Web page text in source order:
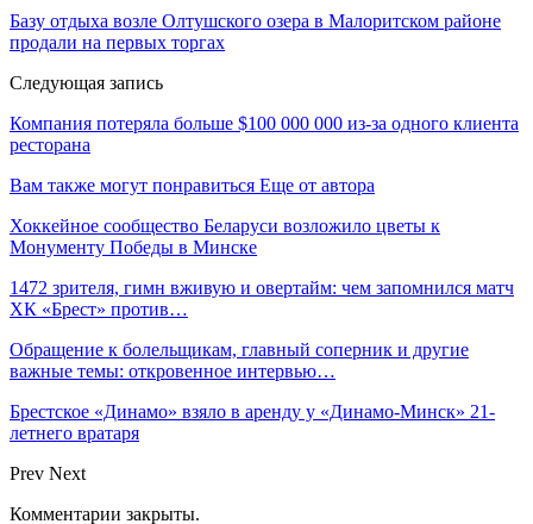
Базу отдыха возле Олтушского озера в Малоритском районе
продали на первых торгах
Следующая запись
Компания потеряла больше $100 000 000 из-за одного клиента
ресторана
Вам также могут понравиться Еще от автора
Хоккейное сообщество Беларуси возложило цветы к
Монументу Победы в Минске
1472 зрителя, гимн вживую и овертайм: чем запомнился матч
ХК «Брест» против…
Обращение к болельщикам, главный соперник и другие
важные темы: откровенное интервью…
Брестское «Динамо» взяло в аренду у «Динамо-Минск» 21-
летнего вратаря
Prev Next
Комментарии закрыты.